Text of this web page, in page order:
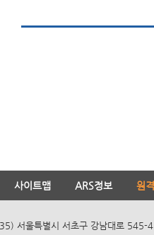
사이트맵 ARS정보 원
서울특별시 서초구 강남대로 545-